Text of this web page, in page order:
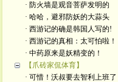
· 防火墙是观音菩萨发明的
· 哈哈，避邪防妖的大蒜头
· 西游记的确是韩国人写的!
· 西游记的真相：太可怕啦！
· 中药原来是妖精变的！
【爪砖家侃体育】
· 可惜！沃叔要去智利上班了